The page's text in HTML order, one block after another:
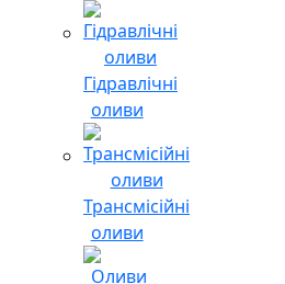
Гідравлічні
оливи
Трансмісійні
оливи